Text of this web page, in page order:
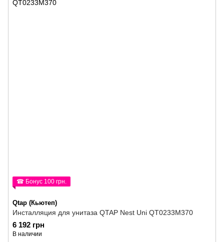
☎ Бонус 100 грн.
Qtap (Кьютеп)
Инсталляция для унитаза QTAP Nest Uni QT0233M370
6 192 грн
В наличии